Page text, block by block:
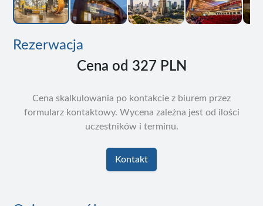
Rezerwacja
Cena od 327 PLN
Cena skalkulowania po kontakcie z biurem przez
formularz kontaktowy. Wycena zależna jest od ilości
uczestników i terminu.
Kontakt